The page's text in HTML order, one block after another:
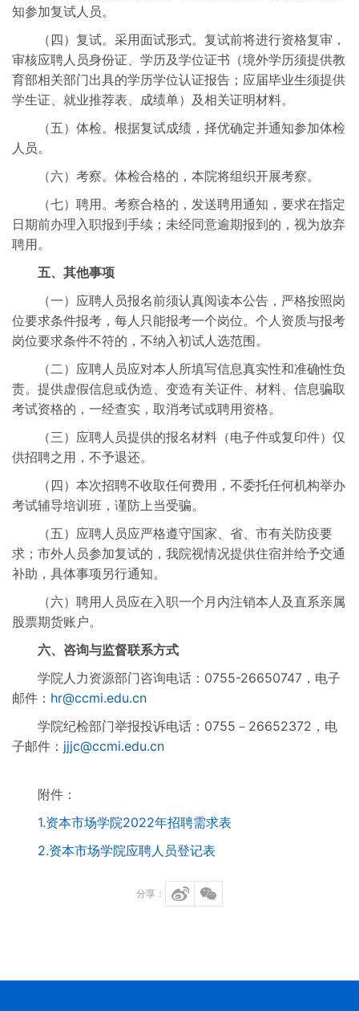
知参加复试人员。
（四）复试。采用面试形式。复试前将进行资格复审，
审核应聘人员身份证、学历及学位证书（境外学历须提供教
育部相关部门出具的学历学位认证报告；应届毕业生须提供
学生证、就业推荐表、成绩单）及相关证明材料。
（五）体检。根据复试成绩，择优确定并通知参加体检
人员。
（六）考察。体检合格的，本院将组织开展考察。
（七）聘用。考察合格的，发送聘用通知，要求在指定
日期前办理入职报到手续；未经同意逾期报到的，视为放弃
聘用。
五、其他事项
（一）应聘人员报名前须认真阅读本公告，严格按照岗
位要求条件报考，每人只能报考一个岗位。个人资质与报考
岗位要求条件不符的，不纳入初试人选范围。
（二）应聘人员应对本人所填写信息真实性和准确性负
责。提供虚假信息或伪造、变造有关证件、材料、信息骗取
考试资格的，一经查实，取消考试或聘用资格。
（三）应聘人员提供的报名材料（电子件或复印件）仅
供招聘之用，不予退还。
（四）本次招聘不收取任何费用，不委托任何机构举办
考试辅导培训班，谨防上当受骗。
（五）应聘人员应严格遵守国家、省、市有关防疫要
求；市外人员参加复试的，我院视情况提供住宿并给予交通
补助，具体事项另行通知。
（六）聘用人员应在入职一个月内注销本人及直系亲属
股票期货账户。
六、咨询与监督联系方式
学院人力资源部门咨询电话：0755-26650747，电子
邮件： hr@ccmi.edu.cn
学院纪检部门举报投诉电话：0755－26652372，电
子邮件： jjjc@ccmi.edu.cn
附件：
1.资本市场学院2022年招聘需求表
2.资本市场学院应聘人员登记表
分享：